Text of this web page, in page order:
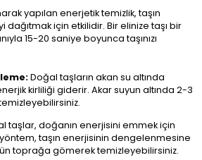
yapılan enerjetik temizlik, taşın
için etkilidir. Bir elinize taşı bir
15-20 saniye boyunca taşınızı
Doğal taşların akan su altında
kirliliği giderir. Akar suyun altında 2-3
temizleyebilirsiniz.
taşlar, doğanın enerjisini emmek için
taşın enerjisinin dengelenmesine
gün toprağa gömerek temizleyebilirsiniz.